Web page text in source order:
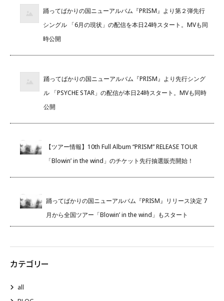
踊ってばかりの国ニューアルバム『PRISM』より第２弾先行
シングル 「6月の現状」の配信を本日24時スタート。MVも同
時公開
踊ってばかりの国ニューアルバム『PRISM』より先行シング
ル 「PSYCHE STAR」の配信が本日24時スタート。MVも同時
公開
【ツアー情報】10th Full Album “PRISM” RELEASE TOUR
「Blowin’ in the wind」のチケット先行抽選販売開始！
踊ってばかりの国ニューアルバム『PRISM』リリース決定 7
月から全国ツアー「Blowin’ in the wind」もスタート
カテゴリー
all